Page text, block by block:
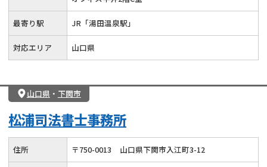
最寄り駅 JR「湯田温泉駅」
対応エリア 山口県
山口県 ・ 下関市
松浦司法書士事務所
住所 〒750-0013 山口県下関市入江町3-12